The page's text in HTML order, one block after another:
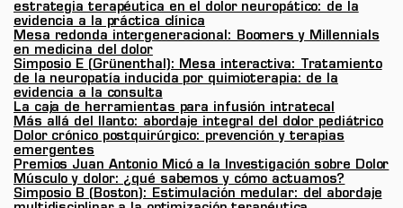
estrategia terapéutica en el dolor neuropático: de la
evidencia a la práctica clínica
Mesa redonda intergeneracional: Boomers y Millennials
en medicina del dolor
Simposio E (Grünenthal): Mesa interactiva: Tratamiento
de la neuropatía inducida por quimioterapia: de la
evidencia a la consulta
La caja de herramientas para infusión intratecal
Más allá del llanto: abordaje integral del dolor pediátrico
Dolor crónico postquirúrgico: prevención y terapias
emergentes
Premios Juan Antonio Micó a la Investigación sobre Dolor
Músculo y dolor: ¿qué sabemos y cómo actuamos?
Simposio B (Boston): Estimulación medular: del abordaje